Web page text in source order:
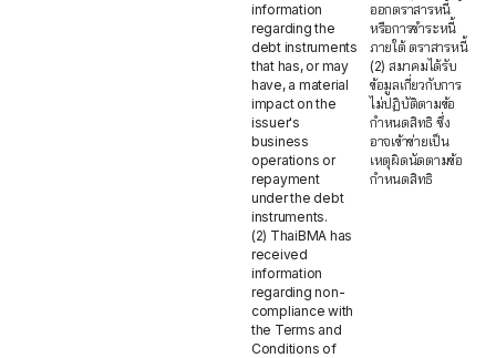
information
regarding the
debt instruments
that has, or may
have, a material
impact on the
issuer's
business
operations or
repayment
under the debt
instruments.
(2) ThaiBMA has
received
information
regarding non-
compliance with
the Terms and
Conditions of
ออกตราสารหนี้
หรือการชำระหนี้
ภายใต้ ตราสารหนี้
(2) สมาคมได้รับ
ข้อมูลเกี่ยวกับการ
ไม่ปฏิบัติตามข้อ
กำหนดสิทธิ ซึ่ง
อาจเข้าข่ายเป็น
เหตุผิดนัดตามข้อ
กำหนดสิทธิ